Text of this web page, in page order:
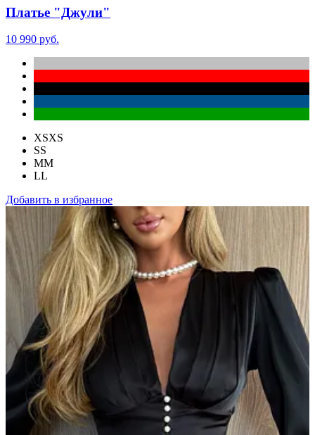
Платье "Джули"
10 990 руб.
XSXS
SS
MM
LL
Добавить в избранное